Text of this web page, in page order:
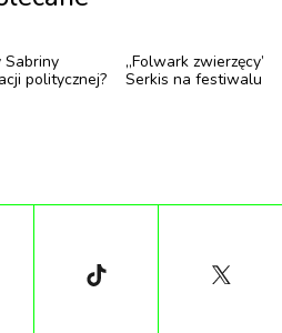
oraz linki do sprawdzonych
Sabriny
politycznej?
„Folwark zwierzęcy”
Serkis na festiwalu